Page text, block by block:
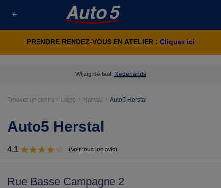
PRENDRE RENDEZ-VOUS EN ATELIER : Cliquez ici
Trouver un centre Liège Herstal Auto5 Herstal
Wijzig de taal: Nederlands
Auto5 Herstal
4.1 (Voir tous les avis)
Rue Basse Campagne 2